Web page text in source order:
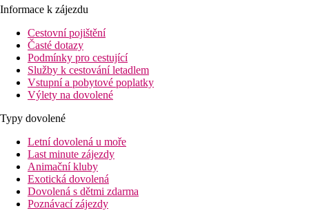
Informace k zájezdu
Cestovní pojištění
Časté dotazy
Podmínky pro cestující
Služby k cestování letadlem
Vstupní a pobytové poplatky
Výlety na dovolené
Typy dovolené
Letní dovolená u moře
Last minute zájezdy
Animační kluby
Exotická dovolená
Dovolená s dětmi zdarma
Poznávací zájezdy